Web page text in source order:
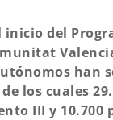
inicio del
han
los cuales
III y 10.700